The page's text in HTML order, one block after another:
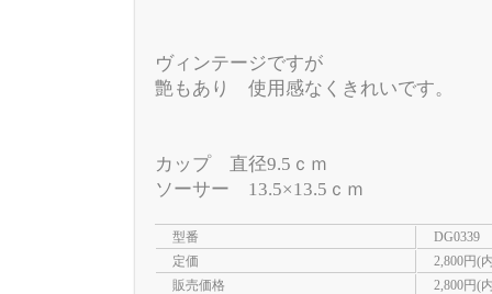
ヴィンテージですが
艶もあり 使用感なくきれいです。
カップ 直径9.5ｃｍ
ソーサー 13.5×13.5ｃｍ
型番
DG0339
定価
2,800円(
販売価格
2,800円(